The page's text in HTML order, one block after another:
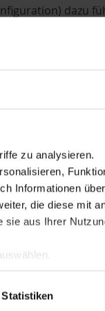
zu analysieren.
Informationen
die diese mit
sie aus Ihrer
Sie in unserer
Statistiken
dazu
Problem ist
daß dort der
sein.
die einen Fix
,SMTP-Proxy